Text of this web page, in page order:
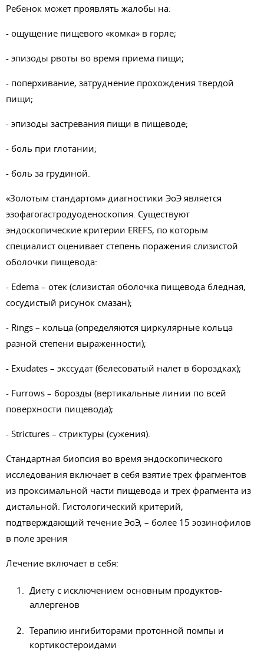
Ребенок может проявлять жалобы на:
- ощущение пищевого «комка» в горле;
- эпизоды рвоты во время приема пищи;
- поперхивание, затруднение прохождения твердой
пищи;
- эпизоды застревания пищи в пищеводе;
- боль при глотании;
- боль за грудиной.
«Золотым стандартом» диагностики ЭоЭ является
эзофагогастродуоденоскопия. Существуют
эндоскопические критерии EREFS, по которым
специалист оценивает степень поражения слизистой
оболочки пищевода:
- Edema – отек (слизистая оболочка пищевода бледная,
сосудистый рисунок смазан);
- Rings – кольца (определяются циркулярные кольца
разной степени выраженности);
- Exudates – экссудат (белесоватый налет в бороздках);
- Furrows – борозды (вертикальные линии по всей
поверхности пищевода);
- Strictures – стриктуры (сужения).
Стандартная биопсия во время эндоскопического
исследования включает в себя взятие трех фрагментов
из проксимальной части пищевода и трех фрагмента из
дистальной. Гистологический критерий,
подтверждающий течение ЭоЭ, – более 15 эозинофилов
в поле зрения
Лечение включает в себя:
Диету с исключением основным продуктов-
аллергенов
Терапию ингибиторами протонной помпы и
кортикостероидами